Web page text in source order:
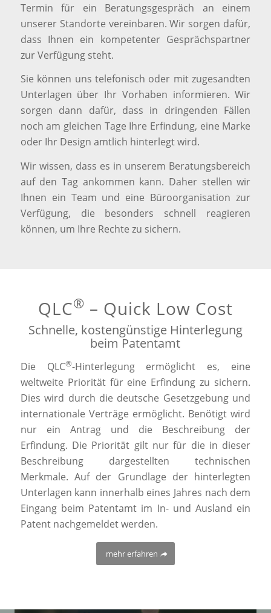
Termin für ein Beratungsgespräch an einem
unserer Standorte vereinbaren. Wir sorgen dafür,
dass Ihnen ein kompetenter Gesprächspartner
zur Verfügung steht.
Sie können uns telefonisch oder mit zugesandten
Unterlagen über Ihr Vorhaben informieren. Wir
sorgen dann dafür, dass in dringenden Fällen
noch am gleichen Tage Ihre Erfindung, eine Marke
oder Ihr Design amtlich hinterlegt wird.
Wir wissen, dass es in unserem Beratungsbereich
auf den Tag ankommen kann. Daher stellen wir
Ihnen ein Team und eine Büroorganisation zur
Verfügung, die besonders schnell reagieren
können, um Ihre Rechte zu sichern.
QLC® – Quick Low Cost
Schnelle, kostengünstige Hinterlegung
beim Patentamt
Die QLC®-Hinterlegung ermöglicht es, eine
weltweite Priorität für eine Erfindung zu sichern.
Dies wird durch die deutsche Gesetzgebung und
internationale Verträge ermöglicht. Benötigt wird
nur ein Antrag und die Beschreibung der
Erfindung. Die Priorität gilt nur für die in dieser
Beschreibung dargestellten technischen
Merkmale. Auf der Grundlage der hinterlegten
Unterlagen kann innerhalb eines Jahres nach dem
Eingang beim Patentamt im In- und Ausland ein
Patent nachgemeldet werden.
mehr erfahren